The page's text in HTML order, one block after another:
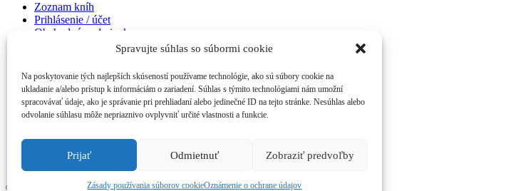
Spravujte súhlas so súbormi cookie
Na poskytovanie tých najlepších skúseností používame technológie, ako sú súbory cookie na
ukladanie a/alebo prístup k informáciám o zariadení. Súhlas s týmito technológiami nám umožní
spracovávať údaje, ako je správanie pri prehliadaní alebo jedinečné ID na tejto stránke. Nesúhlas alebo
odvolanie súhlasu môže nepriaznivo ovplyvniť určité vlastnosti a funkcie.
Prijať Odmietnuť Zobraziť predvoľby
Zásady používania súborov cookieOznámenie o ochrane údajov
Zoznam kníh
Prihlásenie / účet
Obchodné podmienky
Cookies (EÚ)
Zoznam kníh
Prihlásenie / účet
Obchodné podmienky
Cookies (EÚ)